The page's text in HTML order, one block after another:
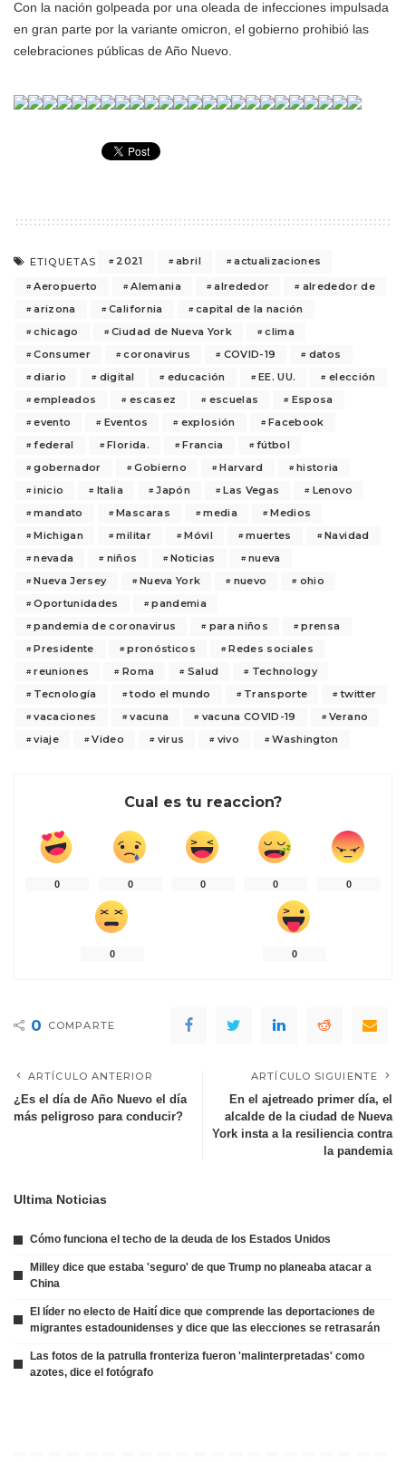
Con la nación golpeada por una oleada de infecciones impulsada
en gran parte por la variante omicron, el gobierno prohibió las
celebraciones públicas de Año Nuevo.
ETIQUETAS 2021 abril
actualizaciones
Aeropuerto
Alemania alrededor
alrededor de
arizona
California
capital de la nación
chicago
Ciudad de Nueva York
clima
Consumer
coronavirus COVID-19
datos
diario
digital educación EE. UU.
elección
empleados
escasez escuelas
Esposa
evento
Eventos explosión
Facebook
federal
Florida. Francia
fútbol
gobernador
Gobierno Harvard
historia
inicio
Italia Japón Las Vegas
Lenovo
mandato
Mascaras media
Medios
Michigan
militar Móvil muertes
Navidad
nevada
niños Noticias
nueva
Nueva Jersey
Nueva York nuevo
ohio
Oportunidades
pandemia
pandemia de coronavirus
para niños
prensa
Presidente
pronósticos
Redes sociales
reuniones
Roma Salud
Technology
Tecnología
todo el mundo Transporte
twitter
vacaciones
vacuna vacuna COVID-19
Verano
viaje
Video virus vivo Washington
Cual es tu reaccion?
0 0 0 0 0
0 0
0 COMPARTE
ARTÍCULO ANTERIOR
¿Es el día de Año Nuevo el día
más peligroso para conducir?
ARTÍCULO SIGUIENTE
En el ajetreado primer día, el
alcalde de la ciudad de Nueva
York insta a la resiliencia contra
la pandemia
Ultima Noticias
Cómo funciona el techo de la deuda de los Estados Unidos
Milley dice que estaba 'seguro' de que Trump no planeaba atacar a
China
El líder no electo de Haití dice que comprende las deportaciones de
migrantes estadounidenses y dice que las elecciones se retrasarán
Las fotos de la patrulla fronteriza fueron 'malinterpretadas' como
azotes, dice el fotógrafo